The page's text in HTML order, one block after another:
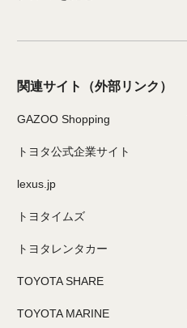
関連サイト （外部リンク）
GAZOO Shopping
トヨタ公式企業サイト
lexus.jp
トヨタイムズ
トヨタレンタカー
TOYOTA SHARE
TOYOTA MARINE